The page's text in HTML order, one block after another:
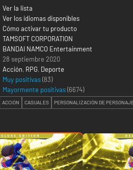
Ver la lista
Ver los idiomas disponibles
Cómo activar tu producto
TAMSOFT CORPORATION
BANDAI NAMCO Entertainment
28 septiembre 2020
Acción, RPG, Deporte
Muy positivas(83)
Mayormente positivas(6674)
ACCIÓN CASUALES PERSONALIZACIÓN DE